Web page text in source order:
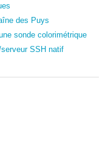
des Puys
sonde colorimétrique
SSH natif